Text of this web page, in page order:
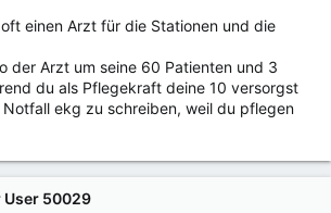
einen Arzt für die Stationen und die
der Arzt um seine 60 Patienten und 3
du als Pflegekraft deine 10 versorgst
ekg zu schreiben, weil du pflegen
50029